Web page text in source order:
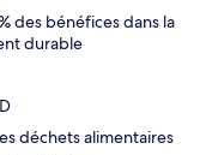
des bénéfices dans la
durable
déchets alimentaires